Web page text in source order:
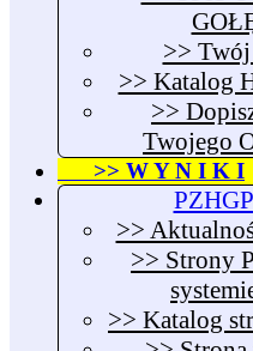
>> Twój
>> Katalog
>>
Twojego
>> W Y N I K I
PZHGP
>>
>> Strony
>> Katalog